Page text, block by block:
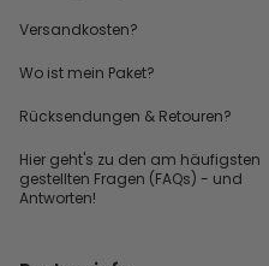
Versandkosten?
Wo ist mein Paket?
Rücksendungen & Retouren?
Hier geht's zu den am häufigsten
gestellten Fragen (FAQs) - und
Antworten!